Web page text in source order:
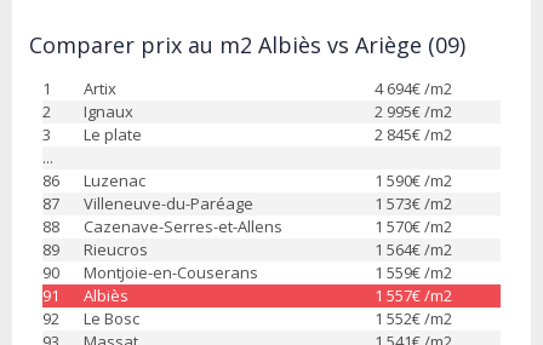
Comparer prix au m2 Albiès vs Ariège (09)
1 Artix 4 694€ /m2
2
Ignaux 2 995€ /m2
3
Le plate 2 845€ /m2
...
86
Luzenac 1 590€ /m2
87
Villeneuve-du-Paréage 1 573€ /m2
88
Cazenave-Serres-et-Allens 1 570€ /m2
89
Rieucros 1 564€ /m2
90
Montjoie-en-Couserans 1 559€ /m2
91
Albiès 1 557€ /m2
92
Le Bosc 1 552€ /m2